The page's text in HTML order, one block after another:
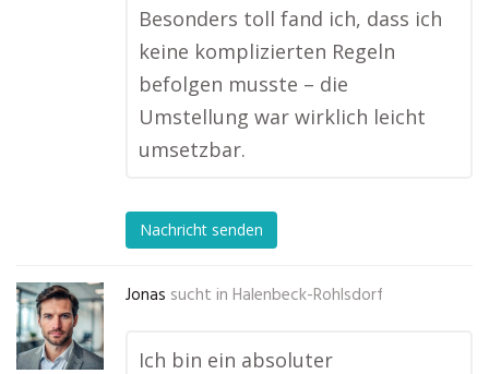
Besonders toll fand ich, dass ich
keine komplizierten Regeln
befolgen musste – die
Umstellung war wirklich leicht
umsetzbar.
Nachricht senden
Jonas sucht in Halenbeck-Rohlsdorf
Ich bin ein absoluter